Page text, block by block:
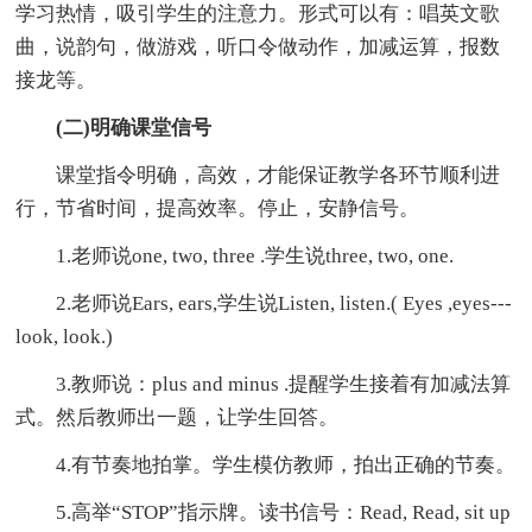
学习热情，吸引学生的注意力。形式可以有：唱英文歌
曲，说韵句，做游戏，听口令做动作，加减运算，报数
接龙等。
(二)明确课堂信号
课堂指令明确，高效，才能保证教学各环节顺利进
行，节省时间，提高效率。停止，安静信号。
1.老师说one, two, three .学生说three, two, one.
2.老师说Ears, ears,学生说Listen, listen.( Eyes ,eyes---
look, look.)
3.教师说：plus and minus .提醒学生接着有加减法算
式。然后教师出一题，让学生回答。
4.有节奏地拍掌。学生模仿教师，拍出正确的节奏。
5.高举“STOP”指示牌。读书信号：Read, Read, sit up